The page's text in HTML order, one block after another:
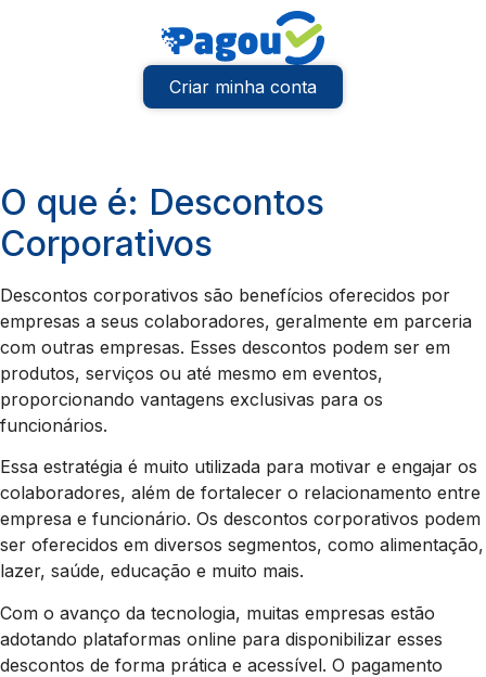
Criar minha conta
O que é: Descontos
Corporativos
Descontos corporativos são benefícios oferecidos por
empresas a seus colaboradores, geralmente em parceria
com outras empresas. Esses descontos podem ser em
produtos, serviços ou até mesmo em eventos,
proporcionando vantagens exclusivas para os
funcionários.
Essa estratégia é muito utilizada para motivar e engajar os
colaboradores, além de fortalecer o relacionamento entre
empresa e funcionário. Os descontos corporativos podem
ser oferecidos em diversos segmentos, como alimentação,
lazer, saúde, educação e muito mais.
Com o avanço da tecnologia, muitas empresas estão
adotando plataformas online para disponibilizar esses
descontos de forma prática e acessível. O pagamento